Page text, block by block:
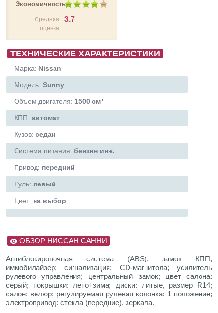
Экономичность
Средняя
оценка
3.7
ТЕХНИЧЕСКИЕ ХАРАКТЕРИСТИКИ
Марка: Nissan
Модель: Sunny
Объем двигателя: 1500 см³
КПП: автомат
Кузов: седан
Система питания: бензин инж.
Привод: передний
Руль: левый
Цвет: на выбор
ОБЗОР НИССАН САННИ
Антиблокировочная система (ABS); замок КПП;
иммобилайзер; сигнализация; CD-магнитола; усилитель
рулевого управления; центральный замок; цвет салона:
серый; покрышки: лето+зима; диски: литые, размер R14;
салон: велюр; регулируемая рулевая колонка: 1 положение;
электропривод: стекла (передние), зеркала.